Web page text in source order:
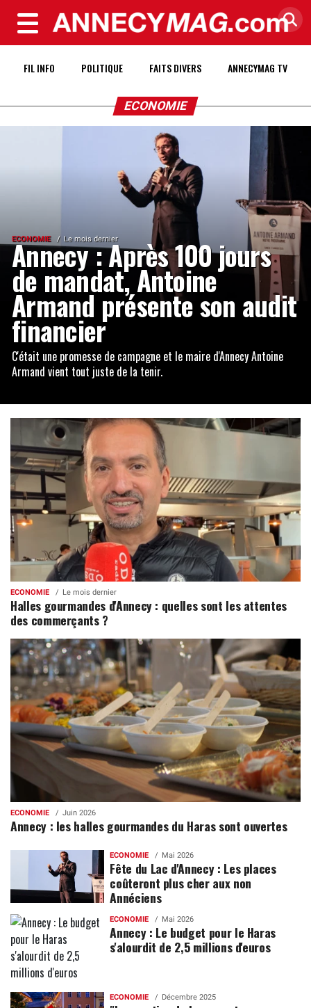
MENU
FIL INFO POLITIQUE FAITS DIVERS ANNECYMAG TV
ECONOMIE
ECONOMIE Le mois dernier
Annecy : Après 100 jours
de mandat, Antoine
Armand présente son audit
financier
C'était une promesse de campagne et le maire d'Annecy Antoine
Armand vient tout juste de la tenir.
ECONOMIE Le mois dernier
Halles gourmandes d'Annecy : quelles sont les attentes
des commerçants ?
ECONOMIE Juin 2026
Annecy : les halles gourmandes du Haras sont ouvertes
ECONOMIE Mai 2026
Fête du Lac d'Annecy : Les places
coûteront plus cher aux non
Annéciens
ECONOMIE Mai 2026
Annecy : Le budget pour le Haras
s'alourdit de 2,5 millions d'euros
ECONOMIE Décembre 2025